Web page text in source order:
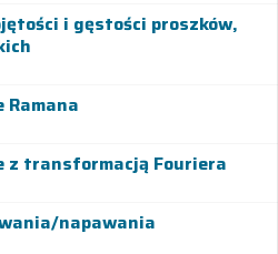
i gęstości proszków,
Ramana
z transformacją Fouriera
napawania